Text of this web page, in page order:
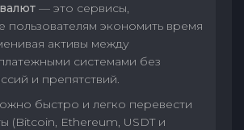
— это сервисы,
пользователям экономить время
активы между
системами без
и препятствий.
быстро и легко перевести
(Bitcoin, Ethereum, USDT и